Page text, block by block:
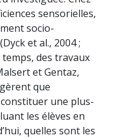
sensorielles,
socio-
et al., 2004 ;
temps, des travaux
et Gentaz,
que
une plus-
les élèves en
quelles sont les